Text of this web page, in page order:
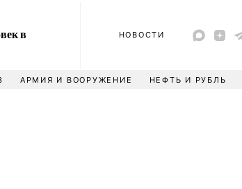
в
НОВОСТИ
АРМИЯ И ВООРУЖЕНИЕ НЕФТЬ И РУБЛЬ